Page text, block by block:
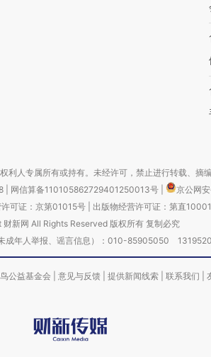
利人专属所有或持有。未经许可，禁止进行转载、摘
网信算备110105862729401250013号
京公网
可证：京第01015号| 出版物经营许可证：第直
新网 All Rights Reserved 版权所有 复制必究
成年人举报、谣言信息）：010-85905050
公益基金会 意见与反馈 提供新闻线索 联系我们